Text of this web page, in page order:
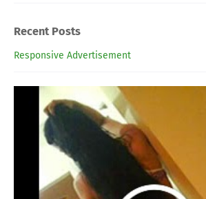
Recent Posts
Responsive Advertisement